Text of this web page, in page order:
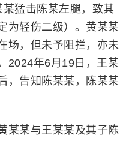
猛击陈某左腿，致其
为轻伤二级）。黄某某
场，但未予阻拦，亦未
2024年6月19日，王某
，告知陈某某，陈某某
某某与王某某及其子陈